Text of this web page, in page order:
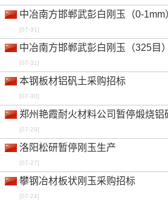
棕刚玉 95%min F36 中国出厂
-
棕刚玉 95%min F36 中国离岸
-
棕刚玉 95%min F36 印度出厂
白刚玉 99%min 1-3mm 中国出厂
- - 0.00%
- - 0.00%
白刚玉 99%min F36 中国出厂
中冶南方邯郸武彭白刚玉（0-1mm
[07-31]
中冶南方邯郸武彭白刚玉（325目
[07-31]
本钢板材铝矾土采购招标
[07-30]
郑州艳霞耐火材料公司暂停煅烧铝
[07-29]
洛阳松研暂停刚玉生产
[07-27]
攀钢冶材板状刚玉采购招标
[07-24]